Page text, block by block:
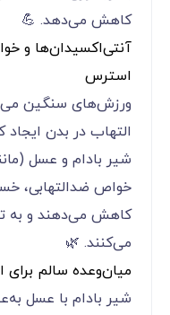
کاهش می‌دهد. 💪
آنتی‌اکسیدان‌ها و
استرس
ورزش‌های سنگین
التهاب در بدن
شیر بادام و عسل
خواص ضدالتهابی،
کاهش می‌دهند و به
می‌کنند. 🌿
میان‌وعده سالم برای
شیر بادام با عسل